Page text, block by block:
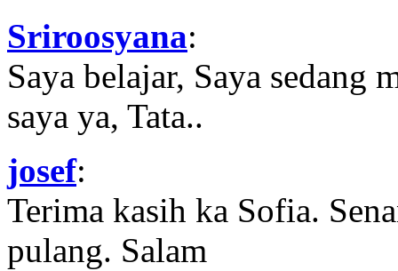
Sriroosyana:
Saya belajar, Saya sedang
saya ya, Tata..
josef:
Terima kasih ka Sofia.
pulang. Salam